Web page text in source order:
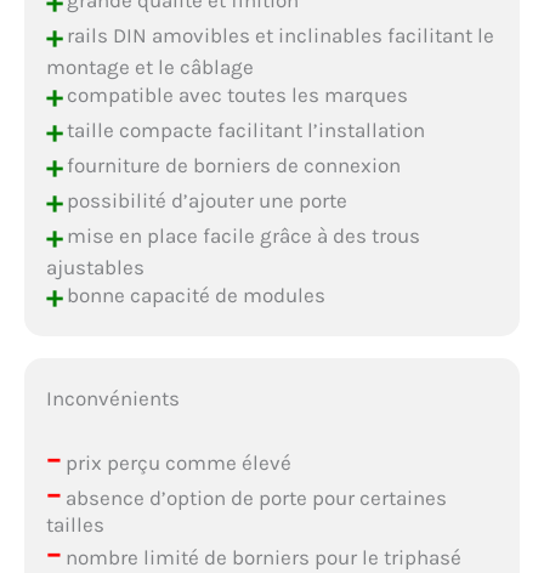
+rails DIN amovibles et inclinables facilitant le
montage et le câblage
+compatible avec toutes les marques
+taille compacte facilitant l’installation
+fourniture de borniers de connexion
+possibilité d’ajouter une porte
+mise en place facile grâce à des trous
ajustables
+bonne capacité de modules
Inconvénients
–prix perçu comme élevé
–absence d’option de porte pour certaines
tailles
–nombre limité de borniers pour le triphasé